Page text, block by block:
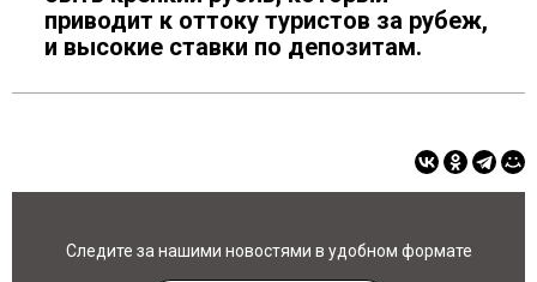
приводит к оттоку туристов за рубеж,
и высокие ставки по депозитам.
Следите за нашими новостями в удобном формате